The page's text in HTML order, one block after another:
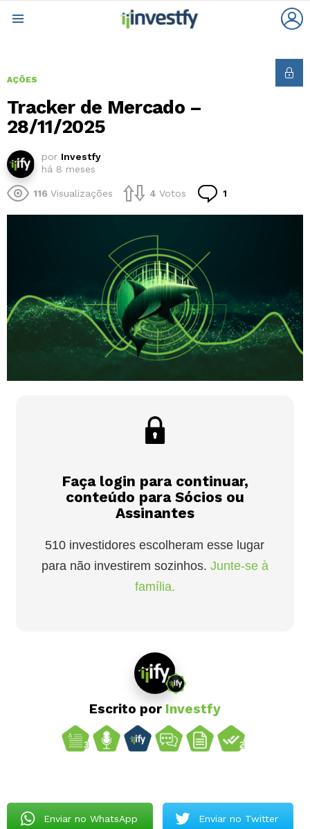
AÇÕES
Tracker de Mercado –
28/11/2025
por Investfy
há 8 meses
116 Visualizações 4 Votos 1
Faça login para continuar,
conteúdo para Sócios ou
Assinantes
510 investidores escolheram esse lugar
para não investirem sozinhos. Junte-se à
família.
Escrito por Investfy
Enviar no WhatsApp Enviar no Twitter